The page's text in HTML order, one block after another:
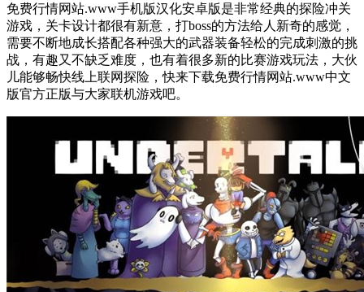
免费行情网站.www手机版汉化安卓版是非常经典的探险冲关
游戏，关卡设计都很有新意，打boss的方法给人新奇的感觉，
需要不断地成长搭配各种强大的武器装备轻松的完成刺激的挑
战，有趣又不缺乏难度，也有着很多新的比赛游戏玩法，大伙
儿能够畅快线上联网探险，快来下载免费行情网站.www中文
版官方正版与大家联机游戏吧。